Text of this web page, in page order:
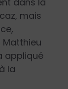
mais
Matthieu
appliqué
la